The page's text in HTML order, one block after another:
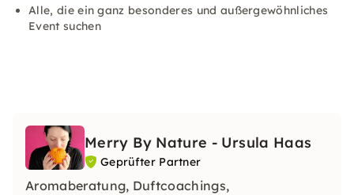
Alle, die ein ganz besonderes und außergewöhnliches
Event suchen
Merry By Nature - Ursula Haas
Geprüfter Partner
Aromaberatung, Duftcoachings,